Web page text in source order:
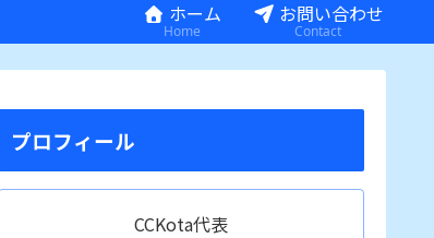
ホーム
Home
お問い合わせ
Contact
プロフィール
CCKota代表